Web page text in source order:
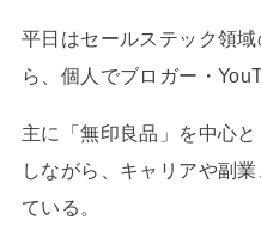
平日はセールステック領
ら、個人でブロガー・
主に「無印良品」を中心
しながら、キャリアや副
ている。